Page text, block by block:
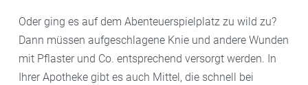
Oder ging es auf dem Abenteuerspielplatz zu wild zu?
Dann müssen aufgeschlagene Knie und andere Wunden
mit Pflaster und Co. entsprechend versorgt werden. In
Ihrer Apotheke gibt es auch Mittel, die schnell bei